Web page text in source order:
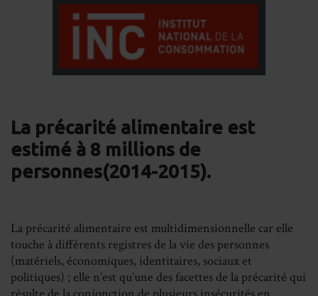
La précarité alimentaire est
estimé à 8 millions de
personnes(2014-2015).
La précarité alimentaire est multidimensionnelle car elle
touche à différents registres de la vie des personnes
(matériels, économiques, identitaires, sociaux et
politiques) ; elle n’est qu’une des facettes de la précarité qui